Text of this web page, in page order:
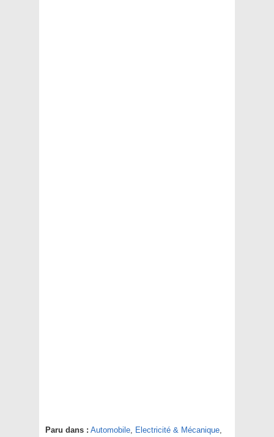
Paru dans : Automobile, Electricité & Mécanique,